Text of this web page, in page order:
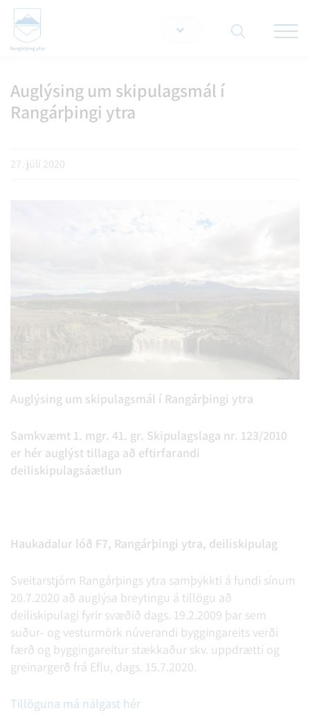
Auglýsing um skipulagsmál í
Rangárþingi ytra
27. júlí 2020
Auglýsing um skipulagsmál í Rangárþingi ytra
Samkvæmt 1. mgr. 41. gr. Skipulagslaga nr. 123/2010
er hér auglýst tillaga að eftirfarandi
deiliskipulagsáætlun
Haukadalur lóð F7, Rangárþingi ytra, deiliskipulag
Sveitarstjórn Rangárþings ytra samþykkti á fundi sínum
20.7.2020 að auglýsa breytingu á tillögu að
deiliskipulagi fyrir svæðið dags. 19.2.2009 þar sem
suður- og vesturmörk núverandi byggingareits verði
færð og byggingareitur stækkaður skv. uppdrætti og
greinargerð frá Eflu, dags. 15.7.2020.
Tillöguna má nálgast hér
Leita á vef